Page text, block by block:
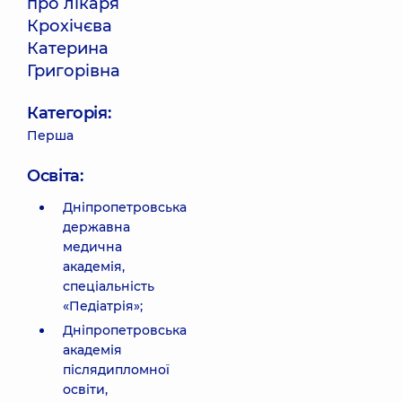
Крохічєва
Катерина
Григорівна
Категорія:
Перша
Освіта:
Дніпропетровська
державна
медична
академія,
спеціальність
«Педіатрія»;
Дніпропетровська
академія
післядипломної
освіти,